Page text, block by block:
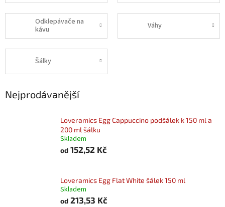
Odklepávače na
kávu
Váhy
Šálky
Nejprodávanější
Loveramics Egg Cappuccino podšálek k 150 ml a
200 ml šálku
Skladem
od 152,52 Kč
Loveramics Egg Flat White šálek 150 ml
Skladem
od 213,53 Kč